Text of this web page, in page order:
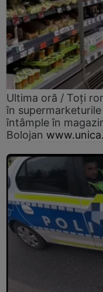
Ultima oră / Toți
în
întâmple în
Bolojan